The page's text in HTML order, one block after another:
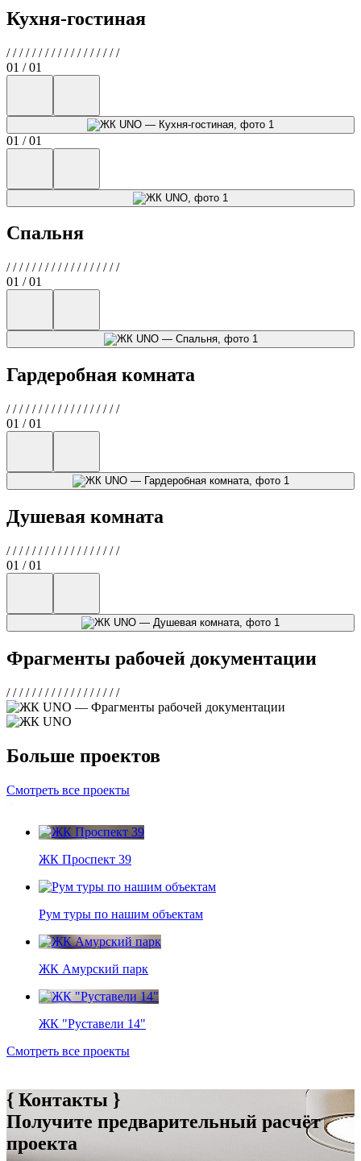
Кухня-гостиная
//////////////////
01 / 01
01 / 01
Спальня
//////////////////
01 / 01
Гардеробная комната
//////////////////
01 / 01
Душевая комната
//////////////////
01 / 01
Фрагменты рабочей документации
//////////////////
Больше проектов
Смотреть все проекты
ЖК Проспект 39
Рум туры по нашим объектам
ЖК Амурский парк
ЖК "Руставели 14"
Смотреть все проекты
{ Контакты }
Получите предварительный расчёт
проекта